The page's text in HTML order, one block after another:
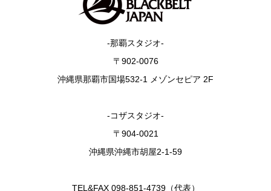
-那覇スタジオ-
〒902-0076
沖縄県那覇市国場532-1 メゾンセピア 2F
-コザスタジオ-
〒904-0021
沖縄県沖縄市胡屋2-1-59
TEL&FAX 098-851-4739（代表）